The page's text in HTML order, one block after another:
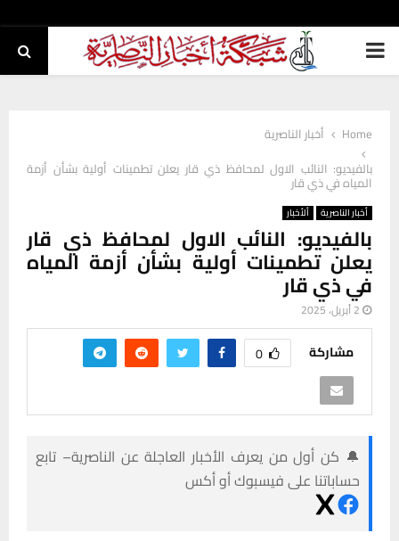
PRIMARY
Home
أخبار الناصرية
بالفيديو: النائب الاول لمحافظ ذي قار يعلن تطمينات أولية بشأن أزمة
المياه في ذي قار
أخبار الناصرية ألأخبار
بالفيديو: النائب الاول لمحافظ ذي قار
يعلن تطمينات أولية بشأن أزمة المياه
في ذي قار
2 أبريل، 2025
مشاركة 0
🔔 كن أول من يعرف الأخبار العاجلة عن الناصرية– تابع
حساباتنا على فيسبوك أو أكس